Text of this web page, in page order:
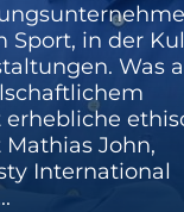
Sport, in der
Was
John,
International